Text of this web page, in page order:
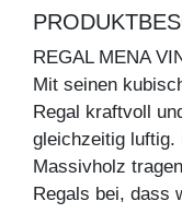
REGAL MENA
Mit seinen
Regal kraftvoll
gleichzeitig luftig.
Massivholz
Regals bei, dass